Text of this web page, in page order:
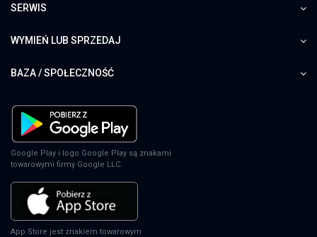
SERWIS
WYMIEŃ LUB SPRZEDAJ
BAZA / SPOŁECZNOŚĆ
Google Play i logo Google Play są znakami
towarowymi firmy Google LLC.
App Store jest znakiem towarowym